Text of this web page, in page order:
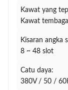
Kawat yang
Kawat
Kisaran angka
8 ~ 48 slot
Catu daya:
380V / 50 /